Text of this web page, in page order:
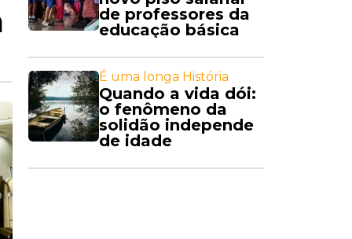
de professores da
educação básica
É uma longa História
Quando a vida dói:
o fenômeno da
solidão independe
de idade